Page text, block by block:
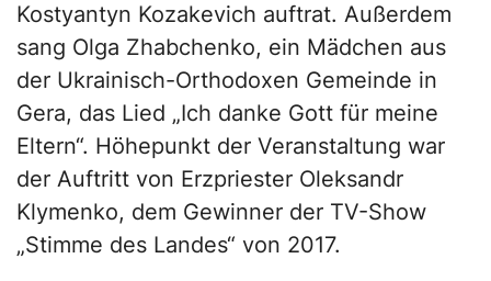
Kostyantyn Kozakevich auftrat. Außerdem
sang Olga Zhabchenko, ein Mädchen aus
der Ukrainisch-Orthodoxen Gemeinde in
Gera, das Lied „Ich danke Gott für meine
Eltern“. Höhepunkt der Veranstaltung war
der Auftritt von Erzpriester Oleksandr
Klymenko, dem Gewinner der TV-Show
„Stimme des Landes“ von 2017.